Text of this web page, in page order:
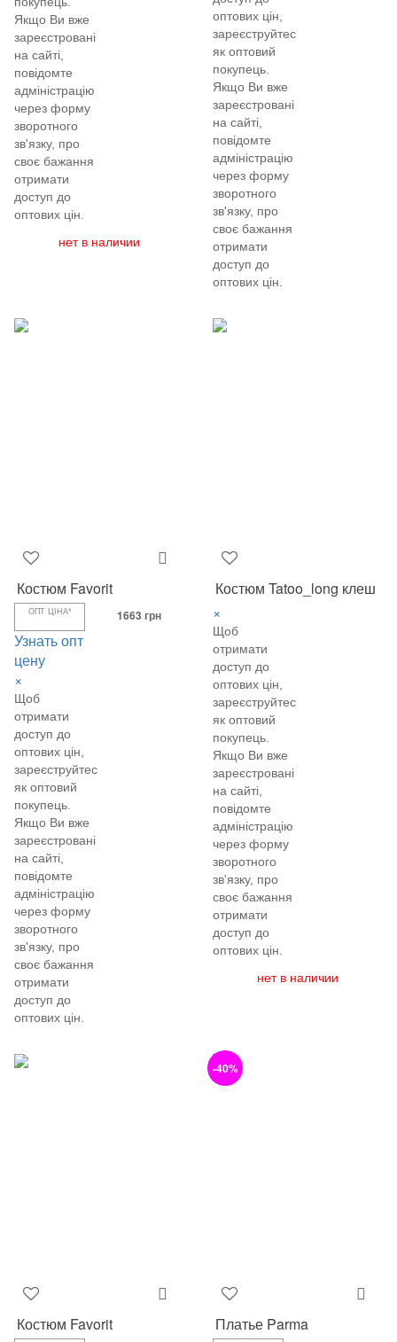
Якщо Ви вже
зареєстровані
на сайті,
повідомте
адміністрацію
через форму
зворотного
зв'язку, про
своє бажання
отримати
доступ до
оптових цін.
нет в наличии
оптових цін,
зареєструйтеся
як оптовий
покупець.
Якщо Ви вже
зареєстровані
на сайті,
повідомте
адміністрацію
через форму
зворотного
зв'язку, про
своє бажання
отримати
доступ до
оптових цін.
Костюм Favorit
ОПТ ЦІНА*
Узнать опт
цену
×
Щоб
отримати
доступ до
оптових цін,
зареєструйтеся
як оптовий
покупець.
Якщо Ви вже
зареєстровані
на сайті,
повідомте
адміністрацію
через форму
зворотного
зв'язку, про
своє бажання
отримати
доступ до
оптових цін.
1663 грн
Костюм Tatoo_long клеш
×
Щоб
отримати
доступ до
оптових цін,
зареєструйтеся
як оптовий
покупець.
Якщо Ви вже
зареєстровані
на сайті,
повідомте
адміністрацію
через форму
зворотного
зв'язку, про
своє бажання
отримати
доступ до
оптових цін.
нет в наличии
Костюм Favorit
-40%
Платье Parma